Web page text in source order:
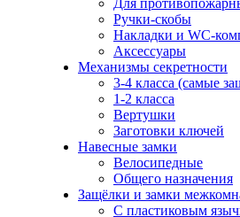
Для
Ручки-скобы
Накладки и WC-
Аксессуары
Механизмы секретности
3-4 класса (самые
1-2 класса
Вертушки
Заготовки ключей
Навесные замки
Велосипедные
Общего назначения
Защёлки и замки
С пластиковым